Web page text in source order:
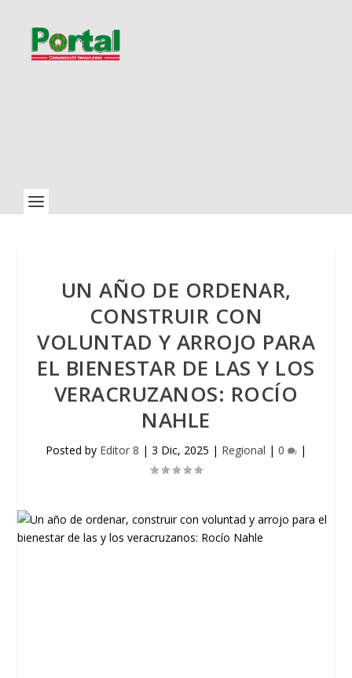
UN AÑO DE ORDENAR,
CONSTRUIR CON
VOLUNTAD Y ARROJO PARA
EL BIENESTAR DE LAS Y LOS
VERACRUZANOS: ROCÍO
NAHLE
Posted by Editor 8 | 3 Dic, 2025 | Regional | 0 |